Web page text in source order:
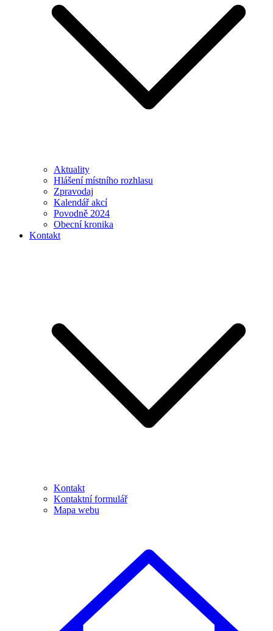
Aktuality
Hlášení místního rozhlasu
Zpravodaj
Kalendář akcí
Povodně 2024
Obecní kronika
Kontakt
Kontakt
Kontaktní formulář
Mapa webu